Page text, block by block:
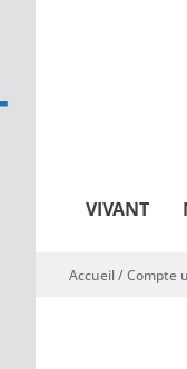
VIVANT
Vous êtes ici
Accueil/Compte